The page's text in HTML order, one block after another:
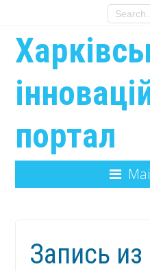
портал
Запись из